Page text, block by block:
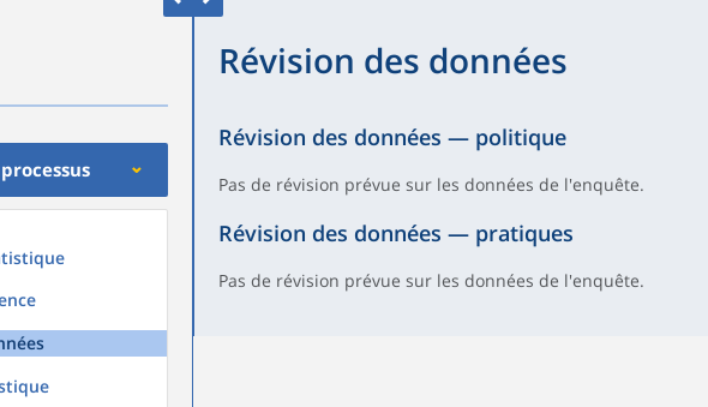
Révision des données
Révision des données — politique
Pas de révision prévue sur les données de l'enquête.
Révision des données — pratiques
Pas de révision prévue sur les données de l'enquête.